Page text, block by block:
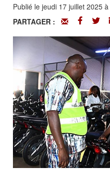
Publié le jeudi 17 juillet 2025
PARTAGER :